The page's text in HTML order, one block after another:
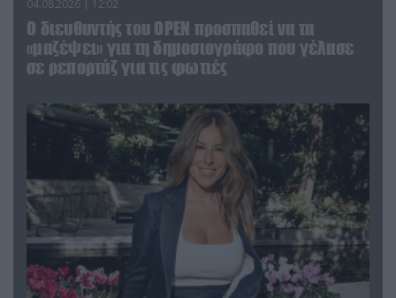
04.08.2026 | 12:02
O διευθυντής του OPEN προσπαθεί να τα
«μαζέψει» για τη δημοσιογράφο που γέλασε
σε ρεπορτάζ για τις φωτιές